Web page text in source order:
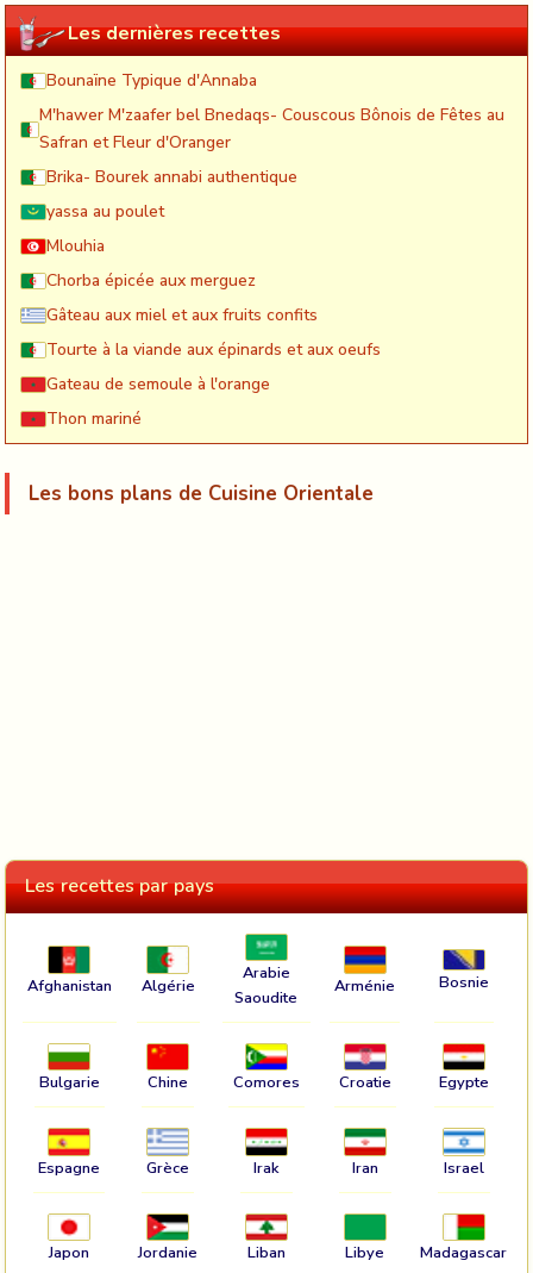
Les dernières recettes
Bounaïne Typique d'Annaba
M'hawer M'zaafer bel Bnedaqs- Couscous Bônois de Fêtes au
Safran et Fleur d'Oranger
Brika- Bourek annabi authentique
yassa au poulet
Mlouhia
Chorba épicée aux merguez
Gâteau aux miel et aux fruits confits
Tourte à la viande aux épinards et aux oeufs
Gateau de semoule à l'orange
Thon mariné
Les bons plans de Cuisine Orientale
Les recettes par pays
Afghanistan Algérie
Arabie
Saoudite
Arménie Bosnie
Bulgarie Chine Comores Croatie Egypte
Espagne Grèce Irak Iran Israel
Japon Jordanie Liban Libye Madagascar